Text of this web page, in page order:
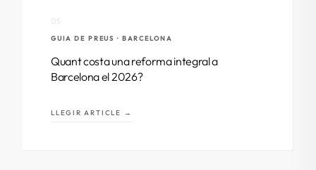
05
GUIA DE PREUS · BARCELONA
Quant costa una reforma integral a
Barcelona el 2026?
LLEGIR ARTICLE →